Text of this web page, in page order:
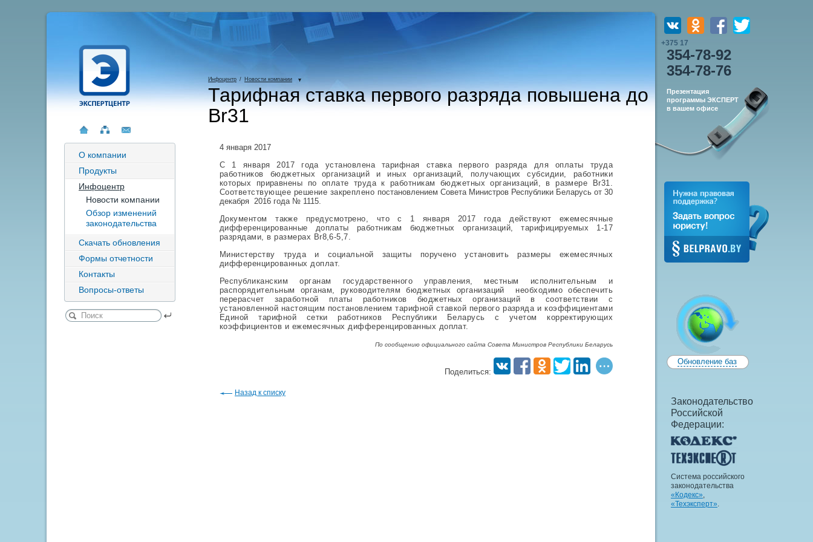
+375 17
354-78-92
354-78-76
Презентация
программы ЭКСПЕРТ
в вашем офисе
Обновление баз
Законодательство
Российской
Федерации:
Система российского
законодательства
«Кодекс»,
«Техэксперт».
О компании
Продукты
Инфоцентр
Новости компании
Обзор изменений
законодательства
Скачать обновления
Формы отчетности
Контакты
Вопросы-ответы
Инфоцентр / Новости компании
Тарифная ставка первого разряда повышена до
Br31
4 января 2017
С 1 января 2017 года установлена тарифная ставка первого разряда для оплаты труда
работников бюджетных организаций и иных организаций, получающих субсидии, работники
которых приравнены по оплате труда к работникам бюджетных организаций, в размере Br31.
Соответствующее решение закреплено постановлением Совета Министров Республики Беларусь от 30
декабря 2016 года № 1115.
Документом также предусмотрено, что с 1 января 2017 года действуют ежемесячные
дифференцированные доплаты работникам бюджетных организаций, тарифицируемых 1-17
разрядами, в размерах Br8,6-5,7.
Министерству труда и социальной защиты поручено установить размеры ежемесячных
дифференцированных доплат.
Республиканским органам государственного управления, местным исполнительным и
распорядительным органам, руководителям бюджетных организаций необходимо обеспечить
перерасчет заработной платы работников бюджетных организаций в соответствии с
установленной настоящим постановлением тарифной ставкой первого разряда и коэффициентами
Единой тарифной сетки работников Республики Беларусь с учетом корректирующих
коэффициентов и ежемесячных дифференцированных доплат.
По сообщению официального сайта Совета Министров Республики Беларусь
Поделиться:
Назад к списку